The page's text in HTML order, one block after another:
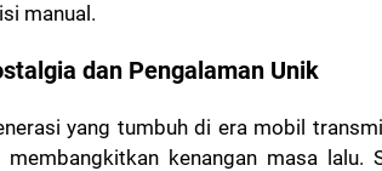
manual.
dan Pengalaman Unik
yang tumbuh di era mobil
membangkitkan kenangan masa